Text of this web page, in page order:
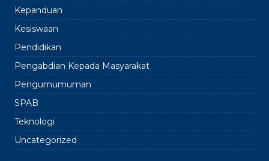
Kepanduan
Kesiswaan
Pendidikan
Pengabdian Kepada Masyarakat
Pengumumuman
SPAB
Teknologi
Uncategorized